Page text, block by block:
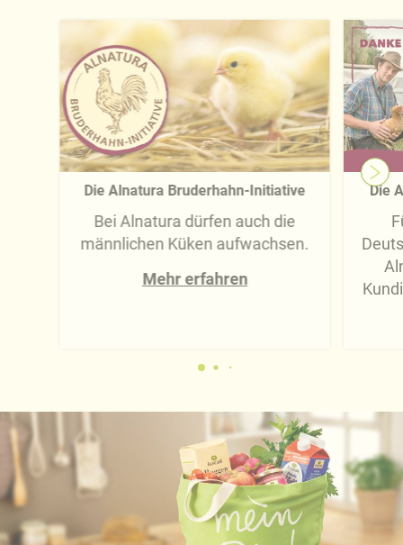
Die Alnatura Bruderhahn-Initiative
Bei Alnatura dürfen auch die
männlichen Küken aufwachsen.
Mehr erfahren
Die